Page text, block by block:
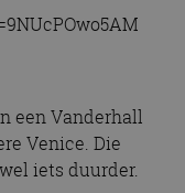
een Vanderhall
Venice. Die
iets duurder.